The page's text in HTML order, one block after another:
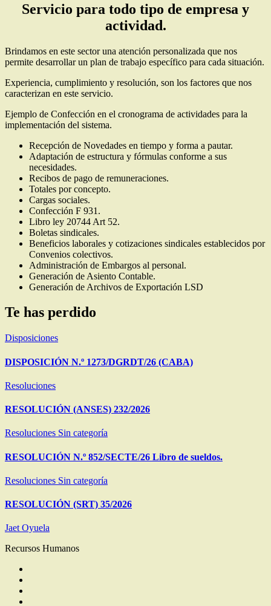
Servicio para todo tipo de empresa y
actividad.
Brindamos en este sector una atención personalizada que nos
permite desarrollar un plan de trabajo específico para cada situación.
Experiencia, cumplimiento y resolución, son los factores que nos
caracterizan en este servicio.
Ejemplo de Confección en el cronograma de actividades para la
implementación del sistema.
Recepción de Novedades en tiempo y forma a pautar.
Adaptación de estructura y fórmulas conforme a sus
necesidades.
Recibos de pago de remuneraciones.
Totales por concepto.
Cargas sociales.
Confección F 931.
Libro ley 20744 Art 52.
Boletas sindicales.
Beneficios laborales y cotizaciones sindicales establecidos por
Convenios colectivos.
Administración de Embargos al personal.
Generación de Asiento Contable.
Generación de Archivos de Exportación LSD
Te has perdido
Disposiciones
DISPOSICIÓN N.º 1273/DGRDT/26 (CABA)
Resoluciones
RESOLUCIÓN (ANSES) 232/2026
Resoluciones Sin categoría
RESOLUCIÓN N.º 852/SECTE/26 Libro de sueldos.
Resoluciones Sin categoría
RESOLUCIÓN (SRT) 35/2026
Jaet Oyuela
Recursos Humanos